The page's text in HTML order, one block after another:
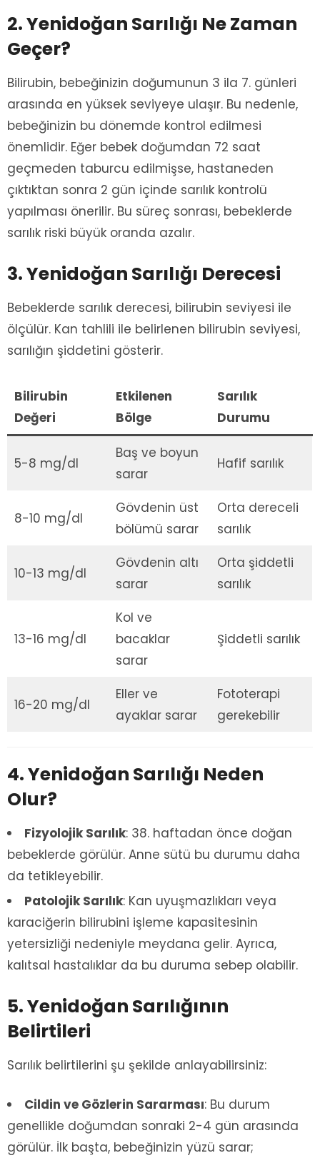
2. Yenidoğan Sarılığı Ne Zaman
Geçer?
Bilirubin, bebeğinizin doğumunun 3 ila 7. günleri
arasında en yüksek seviyeye ulaşır. Bu nedenle,
bebeğinizin bu dönemde kontrol edilmesi
önemlidir. Eğer bebek doğumdan 72 saat
geçmeden taburcu edilmişse, hastaneden
çıktıktan sonra 2 gün içinde sarılık kontrolü
yapılması önerilir. Bu süreç sonrası, bebeklerde
sarılık riski büyük oranda azalır.
3. Yenidoğan Sarılığı Derecesi
Bebeklerde sarılık derecesi, bilirubin seviyesi ile
ölçülür. Kan tahlili ile belirlenen bilirubin seviyesi,
sarılığın şiddetini gösterir.
Bilirubin
Değeri
Etkilenen
Bölge
Sarılık
Durumu
5-8 mg/dl
Baş ve boyun
sarar
Hafif sarılık
8-10 mg/dl
Gövdenin üst
bölümü sarar
Orta dereceli
sarılık
10-13 mg/dl
Gövdenin altı
sarar
Orta şiddetli
sarılık
13-16 mg/dl
Kol ve
bacaklar
sarar
Şiddetli sarılık
16-20 mg/dl
Eller ve
ayaklar sarar
Fototerapi
gerekebilir
4. Yenidoğan Sarılığı Neden
Olur?
Fizyolojik Sarılık: 38. haftadan önce doğan
bebeklerde görülür. Anne sütü bu durumu daha
da tetikleyebilir.
Patolojik Sarılık: Kan uyuşmazlıkları veya
karaciğerin bilirubini işleme kapasitesinin
yetersizliği nedeniyle meydana gelir. Ayrıca,
kalıtsal hastalıklar da bu duruma sebep olabilir.
5. Yenidoğan Sarılığının
Belirtileri
Sarılık belirtilerini şu şekilde anlayabilirsiniz:
Cildin ve Gözlerin Sararması: Bu durum
genellikle doğumdan sonraki 2-4 gün arasında
görülür. İlk başta, bebeğinizin yüzü sarar;